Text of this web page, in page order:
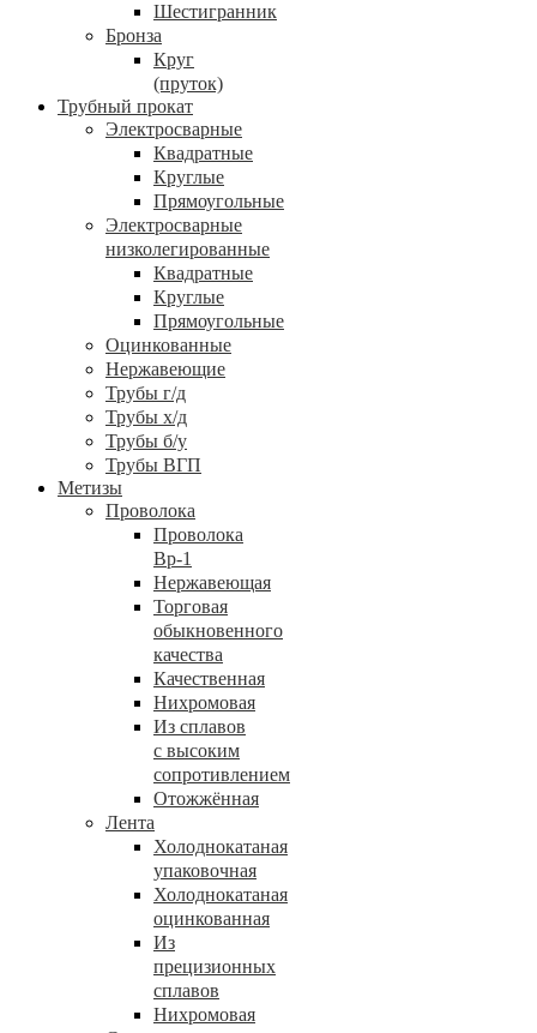
Шестигранник
Бронза
Круг
(пруток)
Трубный прокат
Электросварные
Квадратные
Круглые
Прямоугольные
Электросварные
низколегированные
Квадратные
Круглые
Прямоугольные
Оцинкованные
Нержавеющие
Трубы г/д
Трубы х/д
Трубы б/у
Трубы ВГП
Метизы
Проволока
Проволока
Вр-1
Нержавеющая
Торговая
обыкновенного
качества
Качественная
Нихромовая
Из сплавов
с высоким
сопротивлением
Отожжённая
Лента
Холоднокатаная
упаковочная
Холоднокатаная
оцинкованная
Из
прецизионных
сплавов
Нихромовая